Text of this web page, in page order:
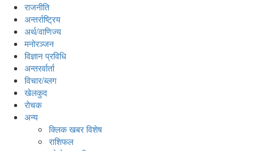
राजनीति
अन्तर्राष्ट्रिय
अर्थ/वाणिज्य
मनाेरञ्जन
विज्ञान प्रविधि
अन्तरर्वार्ता
विचार/ब्लग
खेलकुद
रोचक
अन्य
क्लिक खबर विशेष
राशिफल